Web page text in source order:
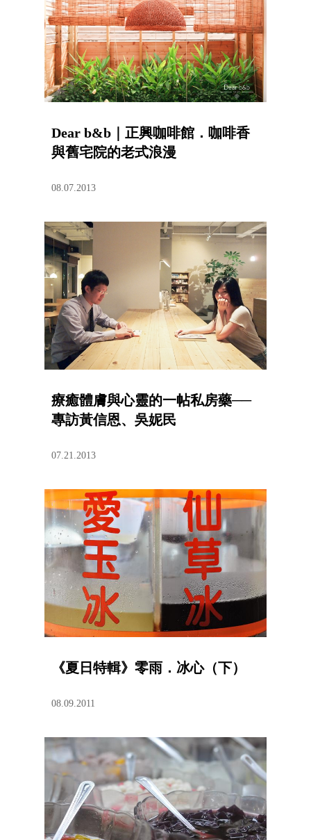
Dear b&b｜正興咖啡館．咖啡香
與舊宅院的老式浪漫
08.07.2013
療癒體膚與心靈的一帖私房藥──
專訪黃信恩、吳妮民
07.21.2013
《夏日特輯》零雨．冰心（下）
08.09.2011